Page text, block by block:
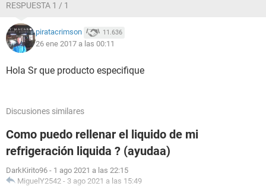
RESPUESTA 1 / 1
piratacrimson 11.636
26 ene 2017 a las 00:11
Hola Sr que producto especifique
Discusiones similares
Como puedo rellenar el liquido de mi
refrigeración liquida ? (ayudaa)
DarkKirito96 - 1 ago 2021 a las 22:15
MiguelY2542 - 3 ago 2021 a las 15:49